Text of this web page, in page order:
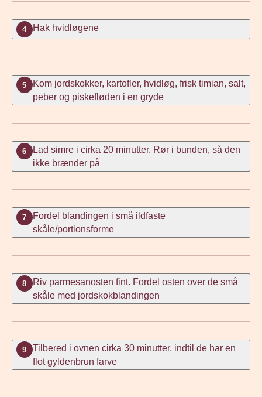
4 Hak hvidløgene
5
Kom jordskokker, kartofler, hvidløg, frisk timian, salt,
peber og piskefløden i en gryde
6
Lad simre i cirka 20 minutter. Rør i bunden, så den
ikke brænder på
7
Fordel blandingen i små ildfaste
skåle/portionsforme
8
Riv parmesanosten fint. Fordel osten over de små
skåle med jordskokblandingen
9
Tilbered i ovnen cirka 30 minutter, indtil de har en
flot gyldenbrun farve